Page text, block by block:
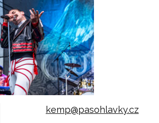
kemp@pasohlavky.cz